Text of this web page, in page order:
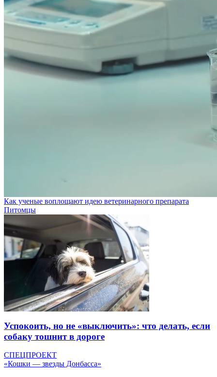
Как ученые воплощают идею ветеринарного препарата
Питомцы
Успокоить, но не «выключить»: что делать, если
собаку тошнит в дороге
СПЕЦПРОЕКТ
«Кошки — звезды Донбасса»